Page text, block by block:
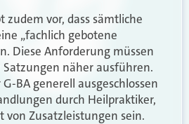
zudem vor, dass sämtliche
„fachlich gebotene
Diese Anforderung müssen
Satzungen näher ausführen.
BA generell ausgeschlossen
durch Heilpraktiker,
von Zusatzleistungen sein.